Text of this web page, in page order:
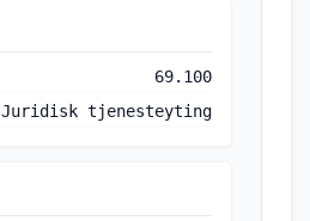
69.100
Juridisk tjenesteyting